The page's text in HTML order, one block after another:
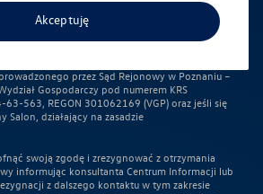
Salon”), zweryfikujemy Twoje dane i
uzyskaniem informacji od nas. Podanie
lecz niezbędne do obsługi zapytania.
przez Sąd Rejonowy w Poznaniu –
Gospodarczy pod numerem KRS
563, REGON 301062169 (VGP) oraz jeśli się
Salon, działający na zasadzie
swoją zgodę i zrezygnować z otrzymania
informując konsultanta Centrum Informacji lub
z dalszego kontaktu w tym zakresie
Akceptuję